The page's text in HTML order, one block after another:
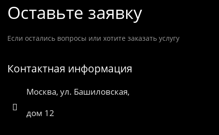
Оставьте заявку
Если остались вопросы или хотите заказать услугу
Контактная информация
Москва, ул. Башиловская,
дом 12